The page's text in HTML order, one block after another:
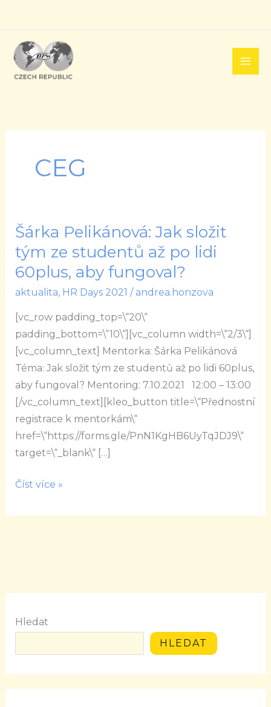
obsah
CEG
Šárka Pelikánová: Jak složit
tým ze studentů až po lidi
60plus, aby fungoval?
aktualita, HR Days 2021 / andrea.honzova
[vc_row padding_top=\“20\“
padding_bottom=\“10\“][vc_column width=\“2/3\“]
[vc_column_text] Mentorka: Šárka Pelikánová
Téma: Jak složit tým ze studentů až po lidi 60plus,
aby fungoval? Mentoring: 7.10.2021 12:00 – 13:00
[/vc_column_text][kleo_button title=\“Přednostní
registrace k mentorkám\“
href=\“https://forms.gle/PnN1KgHB6UyTqJDJ9\“
target=\“_blank\“ […]
Šárka
Pelikánová:
Jak
složit
tým
ze
studentů
až
po
lidi
60plus,
aby
fungoval?
Číst více »
Hledat
HLEDAT